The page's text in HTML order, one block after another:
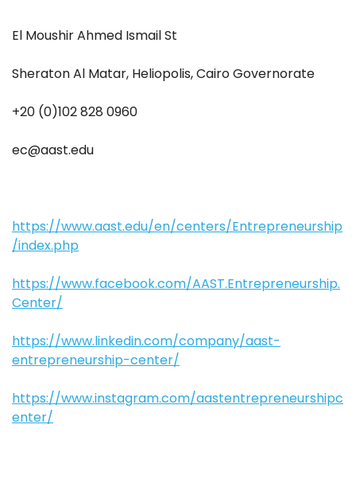
El Moushir Ahmed Ismail St
Sheraton Al Matar, Heliopolis, Cairo Governorate
+20 (0)102 828 0960
ec@aast.edu
https://www.aast.edu/en/centers/Entrepreneurship
/index.php
https://www.facebook.com/AAST.Entrepreneurship.
Center/
https://www.linkedin.com/company/aast-
entrepreneurship-center/
https://www.instagram.com/aastentrepreneurshipc
enter/